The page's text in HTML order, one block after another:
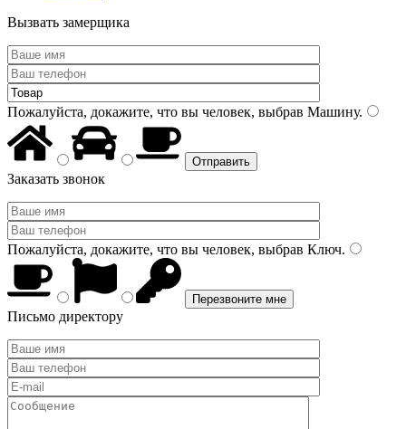
Вызвать замерщика
Пожалуйста, докажите, что вы человек, выбрав Машину.
Заказать звонок
Пожалуйста, докажите, что вы человек, выбрав Ключ.
Письмо директору